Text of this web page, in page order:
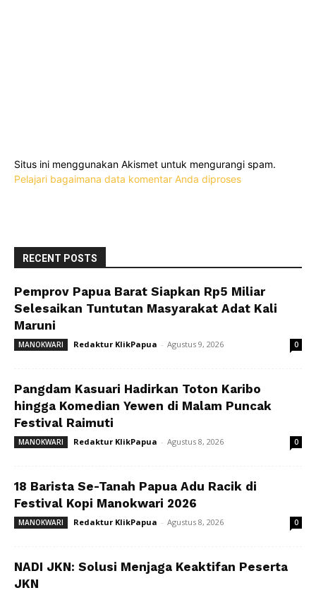
Situs ini menggunakan Akismet untuk mengurangi spam.
Pelajari bagaimana data komentar Anda diproses
RECENT POSTS
Pemprov Papua Barat Siapkan Rp5 Miliar
Selesaikan Tuntutan Masyarakat Adat Kali
Maruni
MANOKWARI Redaktur KlikPapua - Agustus 9, 2026 0
Pangdam Kasuari Hadirkan Toton Karibo
hingga Komedian Yewen di Malam Puncak
Festival Raimuti
MANOKWARI Redaktur KlikPapua - Agustus 8, 2026 0
18 Barista Se-Tanah Papua Adu Racik di
Festival Kopi Manokwari 2026
MANOKWARI Redaktur KlikPapua - Agustus 8, 2026 0
NADI JKN: Solusi Menjaga Keaktifan Peserta
JKN